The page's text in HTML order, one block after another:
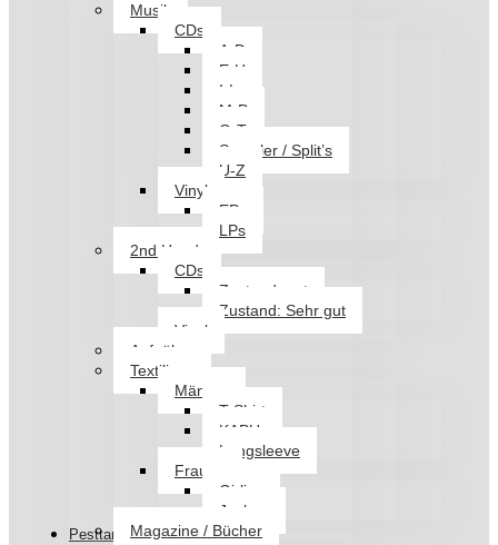
Musik
CDs
A-D
E-H
I-L
M-P
Q-T
Sampler / Split’s
U-Z
Vinyl
EPs
LPs
2nd Hand
CDs
Zustand: gut
Zustand: Sehr gut
Vinyl
Aufnäher
Textilien
Männer
T-Shirt
KAPU
Longsleeve
Frauen
Girlies
Jacken
Magazine / Bücher
Pesttanz